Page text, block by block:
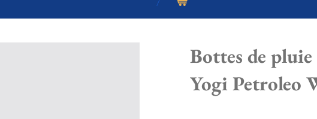
Bottes de
Yogi Petroleo